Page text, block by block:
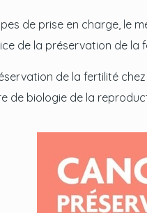
de prise en charge, le
de la préservation de la
de la fertilité
de biologie de la